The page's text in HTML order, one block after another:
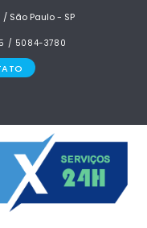
São Paulo - SP
/ 5084-3780